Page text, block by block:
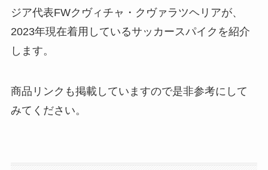
ジア代表FWクヴィチャ・クヴァラツヘリアが、
2023年現在着用しているサッカースパイクを紹介
します。
商品リンクも掲載していますので是非参考にして
みてください。